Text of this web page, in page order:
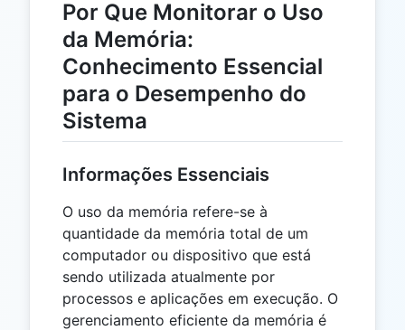
Por Que Monitorar o Uso
da Memória:
Conhecimento Essencial
para o Desempenho do
Sistema
Informações Essenciais
O uso da memória refere-se à
quantidade da memória total de um
computador ou dispositivo que está
sendo utilizada atualmente por
processos e aplicações em execução. O
gerenciamento eficiente da memória é